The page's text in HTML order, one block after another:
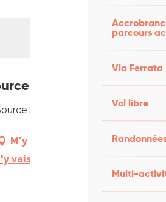
parcours
Via Ferrata
Vol libre
Multi-
Salmière
Salmière, 46500
M'y rendre
vais en train !